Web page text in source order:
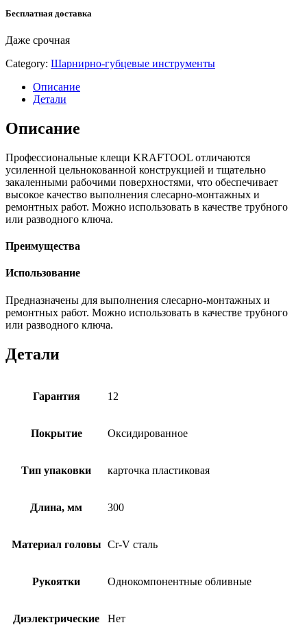
Бесплатная доставка
Даже срочная
Category: Шарнирно-губцевые инструменты
Описание
Детали
Описание
Профессиональные клещи KRAFTOOL отличаются
усиленной цельнокованной конструкцией и тщательно
закаленными рабочими поверхностями, что обеспечивает
высокое качество выполнения слесарно-монтажных и
ремонтных работ. Можно использовать в качестве трубного
или разводного ключа.
Преимущества
Использование
Предназначены для выполнения слесарно-монтажных и
ремонтных работ. Можно использовать в качестве трубного
или разводного ключа.
Детали
Гарантия 12
Покрытие Оксидированное
Тип упаковки карточка пластиковая
Длина, мм 300
Материал головы Cr-V сталь
Рукоятки Однокомпонентные обливные
Диэлектрические Нет